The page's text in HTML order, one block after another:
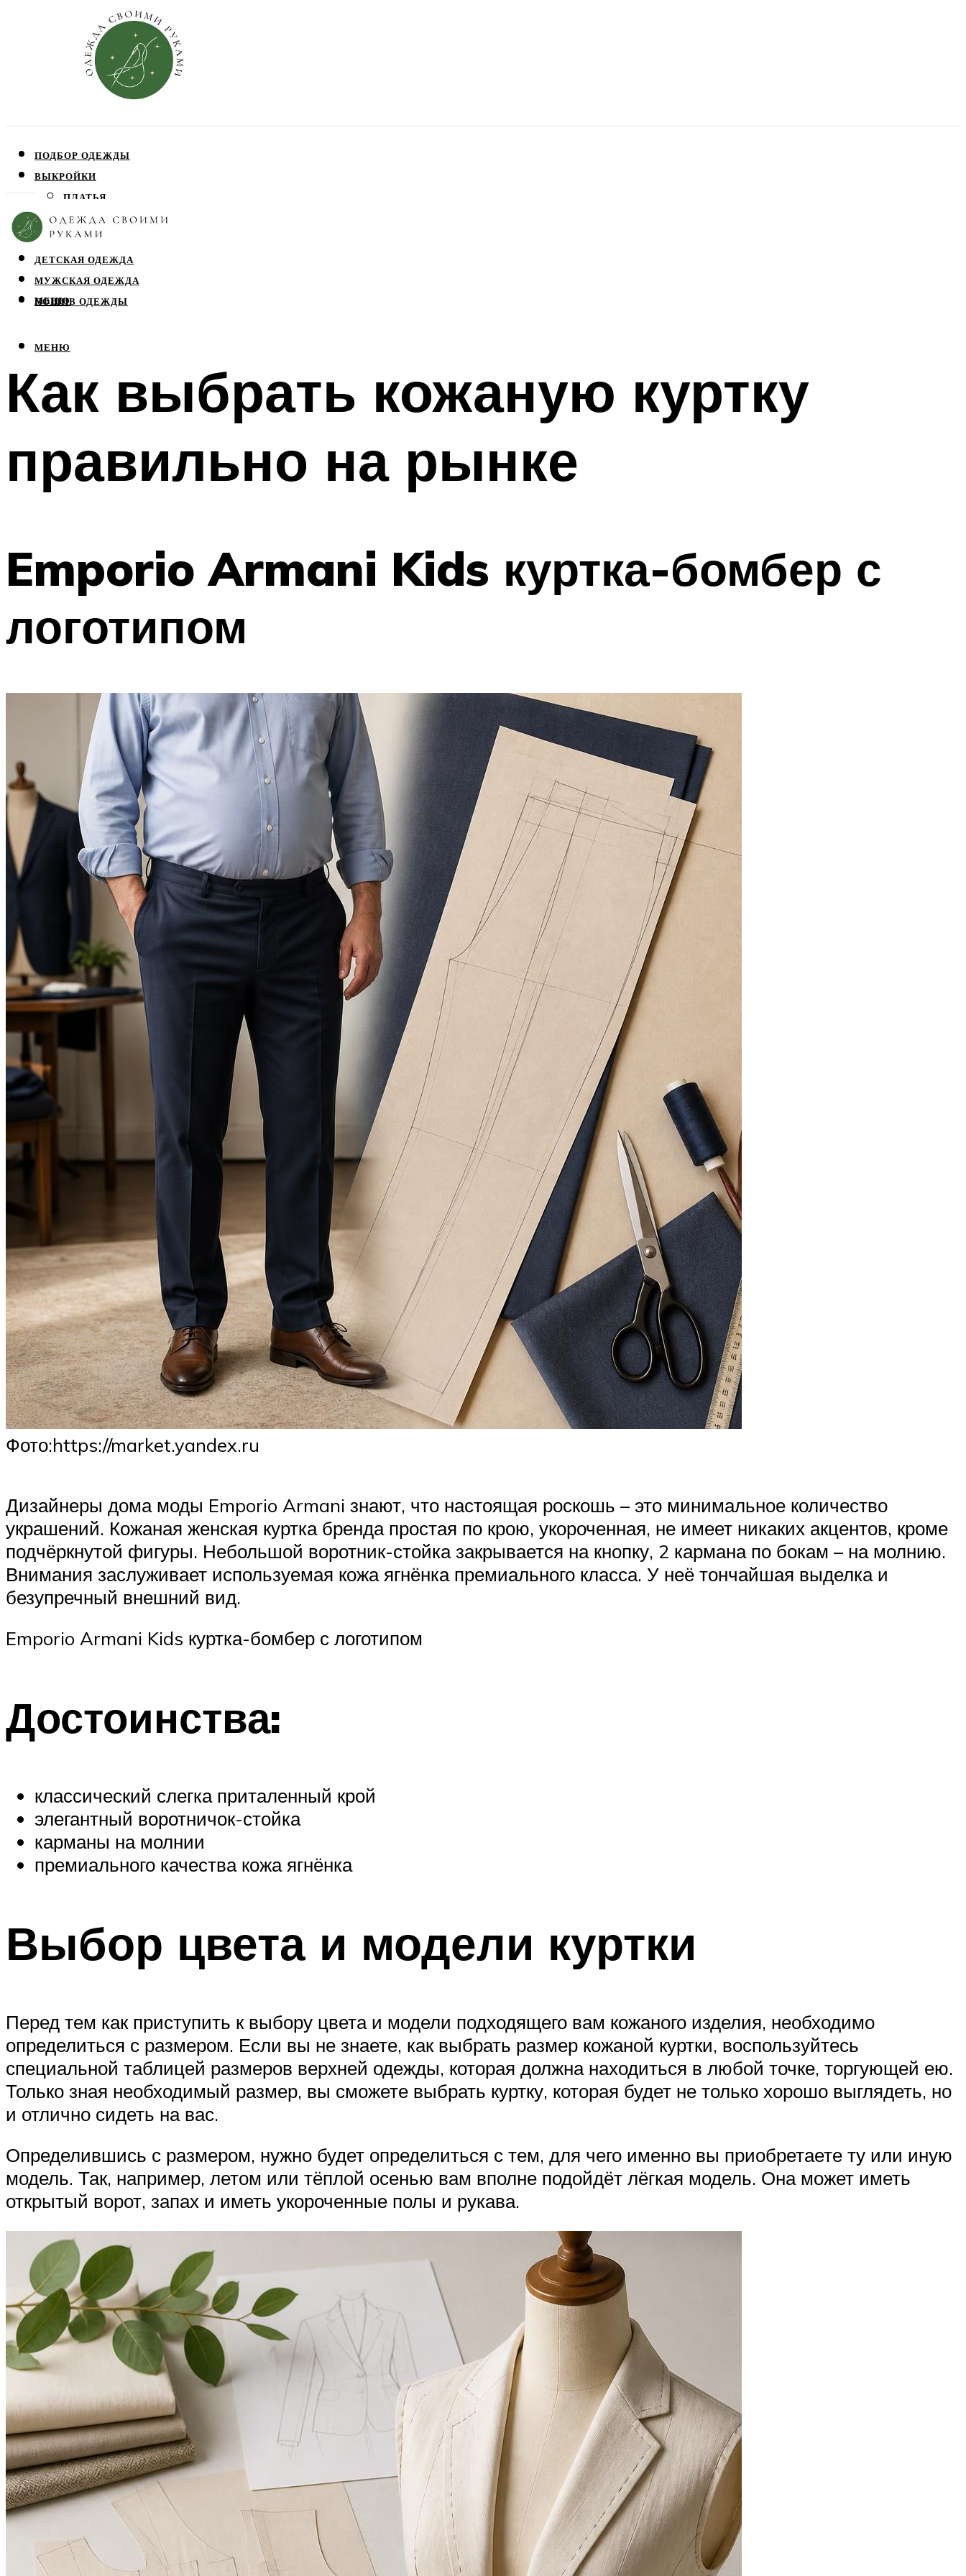
ПОДБОР ОДЕЖДЫ
ВЫКРОЙКИ
ПЛАТЬЯ
ЮБКИ
БЛУЗЫ
ДЕТСКАЯ ОДЕЖДА
МУЖСКАЯ ОДЕЖДА
ПОШИВ ОДЕЖДЫ
МЕНЮ
МЕНЮ
Как выбрать кожаную куртку
правильно на рынке
Emporio Armani Kids куртка-бомбер с
логотипом
​Фото:https://market.yandex.ru
Дизайнеры дома моды Emporio Armani знают, что настоящая роскошь – это минимальное количество
украшений. Кожаная женская куртка бренда простая по крою, укороченная, не имеет никаких акцентов, кроме
подчёркнутой фигуры. Небольшой воротник-стойка закрывается на кнопку, 2 кармана по бокам – на молнию.
Внимания заслуживает используемая кожа ягнёнка премиального класса. У неё тончайшая выделка и
безупречный внешний вид.
Emporio Armani Kids куртка-бомбер с логотипом
Достоинства:
классический слегка приталенный крой
элегантный воротничок-стойка
карманы на молнии
премиального качества кожа ягнёнка
Выбор цвета и модели куртки
Перед тем как приступить к выбору цвета и модели подходящего вам кожаного изделия, необходимо
определиться с размером. Если вы не знаете, как выбрать размер кожаной куртки, воспользуйтесь
специальной таблицей размеров верхней одежды, которая должна находиться в любой точке, торгующей ею.
Только зная необходимый размер, вы сможете выбрать куртку, которая будет не только хорошо выглядеть, но
и отлично сидеть на вас.
Определившись с размером, нужно будет определиться с тем, для чего именно вы приобретаете ту или иную
модель. Так, например, летом или тёплой осенью вам вполне подойдёт лёгкая модель. Она может иметь
открытый ворот, запах и иметь укороченные полы и рукава.